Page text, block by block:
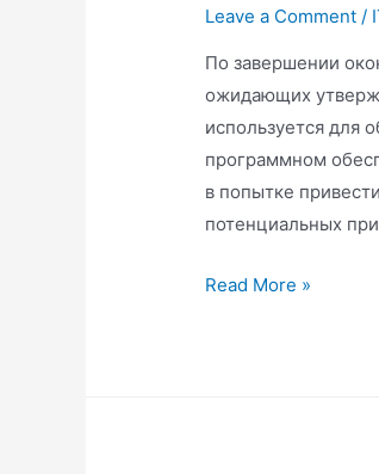
Leave a Comment /
По завершении
ожидающих
используется для
программном
в попытке
потенциальных
Read More »